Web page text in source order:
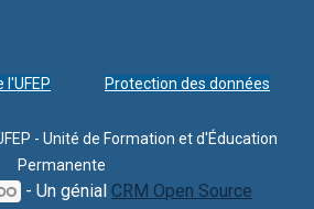
Protection des données
- Unité de Formation et d'Éducation
Permanente
- Un génial CRM Open Source